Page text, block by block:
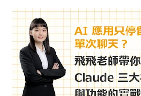
議題的關鍵見解，並提出「人為先
作導師」三大戰略，協助 HR 與企
的同時，守住組織的接班命脈。